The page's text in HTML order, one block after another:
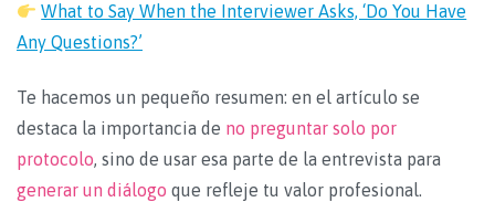
What to Say When the Interviewer Asks, ‘Do You Have
Any Questions?’
Te hacemos un pequeño resumen: en el artículo se
destaca la importancia de no preguntar solo por
protocolo, sino de usar esa parte de la entrevista para
generar un diálogo que refleje tu valor profesional.